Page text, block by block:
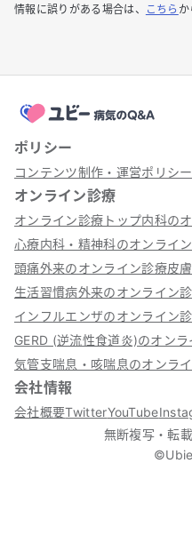
情報に誤りがある場合は、
こちら か
ポリシー
コンテンツ制作・運営ポリシー
オンライン診療
オンライン診療トップ内科の
心療内科・精神科のオンライ
頭痛外来のオンライン診療皮
生活習慣病外来のオンライン
インフルエンザのオンライン
GERD (逆流性食道炎)のオン
気管支喘息・咳喘息のオンラ
会社情報
会社概要TwitterYouTube
無断複写・転